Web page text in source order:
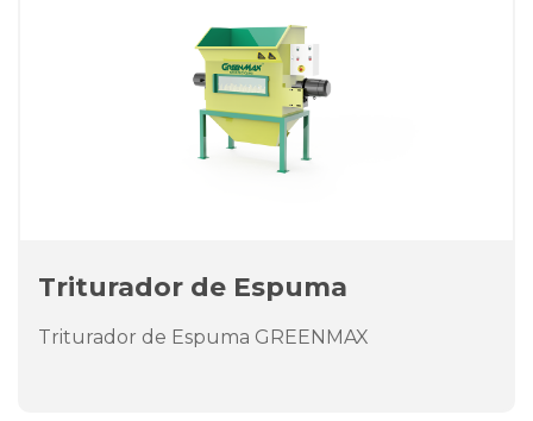
Triturador de Espuma
Triturador de Espuma GREENMAX